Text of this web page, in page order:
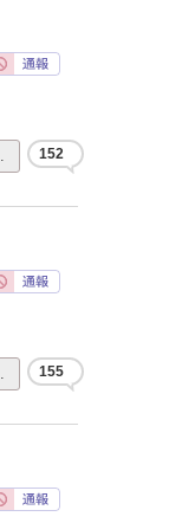
152
155